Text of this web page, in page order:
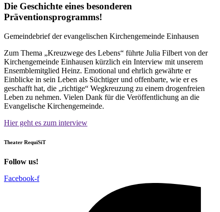
Die Geschichte eines besonderen
Präventionsprogramms!
Gemeindebrief der evangelischen Kirchengemeinde Einhausen
Zum Thema „Kreuzwege des Lebens“ führte Julia Filbert von der
Kirchengemeinde Einhausen kürzlich ein Interview mit unserem
Ensemblemitglied Heinz. Emotional und ehrlich gewährte er
Einblicke in sein Leben als Süchtiger und offenbarte, wie er es
geschafft hat, die „richtige“ Wegkreuzung zu einem drogenfreien
Leben zu nehmen. Vielen Dank für die Veröffentlichung an die
Evangelische Kirchengemeinde.
Hier geht es zum interview
Theater RequiSiT
Follow us!
Facebook-f